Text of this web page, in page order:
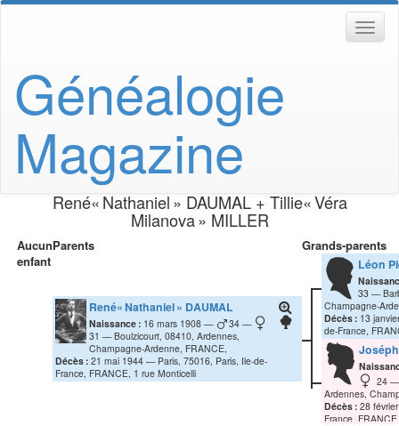
Généalogie
Magazine
René« Nathaniel »DAUMAL+Tillie« Véra
Milanova » MILLER
Aucun
enfant
Parents Grands-parents
René« Nathaniel » DAUMAL
Naissance : 16 mars 1908
34
31
Boulzicourt, 08410, Ardennes,
Champagne-Ardenne, FRANCE,
Décès : 21 mai 1944
Paris, 75016, Paris, Ile-de-
France, FRANCE, 1 rue Monticelli
Léon
33
Champagne-
Décès : 13
de-France,
24
Ardennes,
Décès : 28
France,